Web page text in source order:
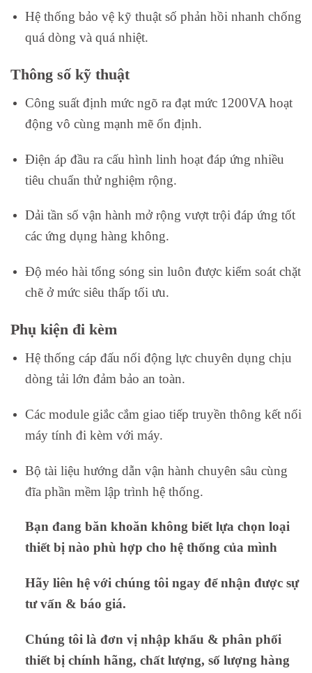
Hệ thống bảo vệ kỹ thuật số phản hồi nhanh chống
quá dòng và quá nhiệt.
Thông số kỹ thuật
Công suất định mức ngõ ra đạt mức 1200VA hoạt
động vô cùng mạnh mẽ ổn định.
Điện áp đầu ra cấu hình linh hoạt đáp ứng nhiều
tiêu chuẩn thử nghiệm rộng.
Dải tần số vận hành mở rộng vượt trội đáp ứng tốt
các ứng dụng hàng không.
Độ méo hài tổng sóng sin luôn được kiểm soát chặt
chẽ ở mức siêu thấp tối ưu.
Phụ kiện đi kèm
Hệ thống cáp đấu nối động lực chuyên dụng chịu
dòng tải lớn đảm bảo an toàn.
Các module giắc cắm giao tiếp truyền thông kết nối
máy tính đi kèm với máy.
Bộ tài liệu hướng dẫn vận hành chuyên sâu cùng
đĩa phần mềm lập trình hệ thống.
Bạn đang băn khoăn không biết lựa chọn loại
thiết bị nào phù hợp cho hệ thống của mình
Hãy liên hệ với chúng tôi ngay để nhận được sự
tư vấn & báo giá.
Chúng tôi là đơn vị nhập khẩu & phân phối
thiết bị chính hãng, chất lượng, số lượng hàng